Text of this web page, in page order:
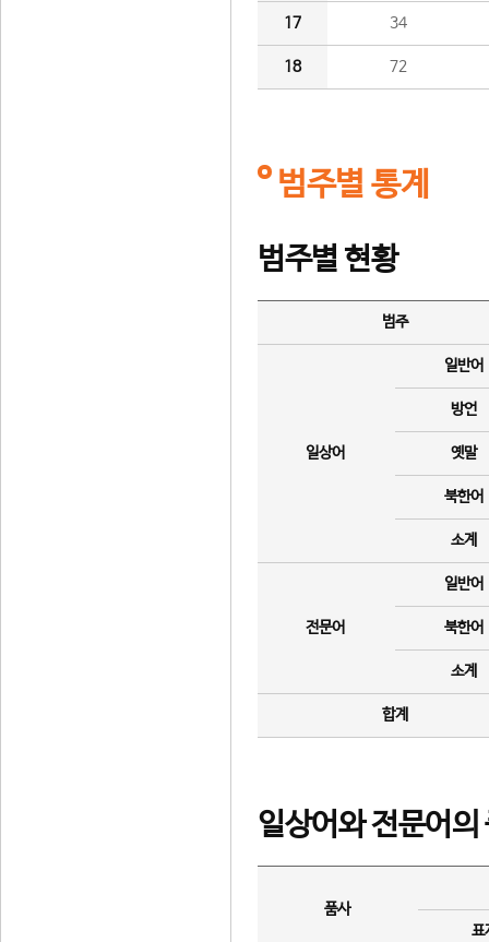
17 34
18 72
범주별 통계
범주별 현황
범주
일상어
일반어
방언
옛말
북한어
소계
전문어
일반어
북한어
소계
합계
일상어와 전문어의
품사
표